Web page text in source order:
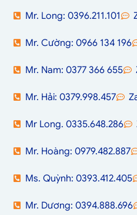
Mr. Long: 0396.211.101
Mr. Cường: 0966 134 196
Mr. Nam: 0377 366 655
Mr. Hải: 0379.998.457
Mr Long. 0335.648.286
Mr. Hoàng: 0979.482.887
Ms. Quỳnh: 0393.412.405
Mr. Dương: 0394.888.696